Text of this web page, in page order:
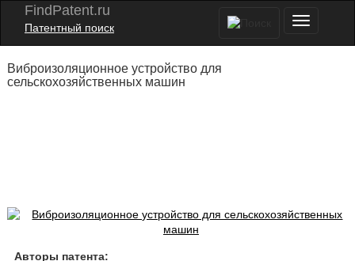
FindPatent.ru
Патентный поиск
Виброизоляционное устройство для
сельскохозяйственных машин
Авторы патента: